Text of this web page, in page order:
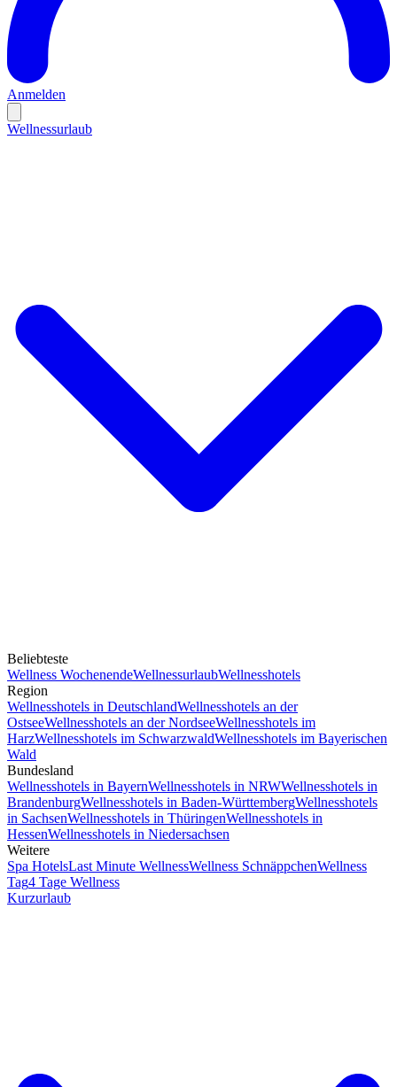
Anmelden
Wellnessurlaub
Beliebteste
Wellness WochenendeWellnessurlaubWellnesshotels
Region
Wellnesshotels in DeutschlandWellnesshotels an der
OstseeWellnesshotels an der NordseeWellnesshotels im
HarzWellnesshotels im SchwarzwaldWellnesshotels im Bayerischen
Wald
Bundesland
Wellnesshotels in BayernWellnesshotels in NRWWellnesshotels in
BrandenburgWellnesshotels in Baden-WürttembergWellnesshotels
in SachsenWellnesshotels in ThüringenWellnesshotels in
HessenWellnesshotels in Niedersachsen
Weitere
Spa HotelsLast Minute WellnessWellness SchnäppchenWellness
Tag4 Tage Wellness
Kurzurlaub